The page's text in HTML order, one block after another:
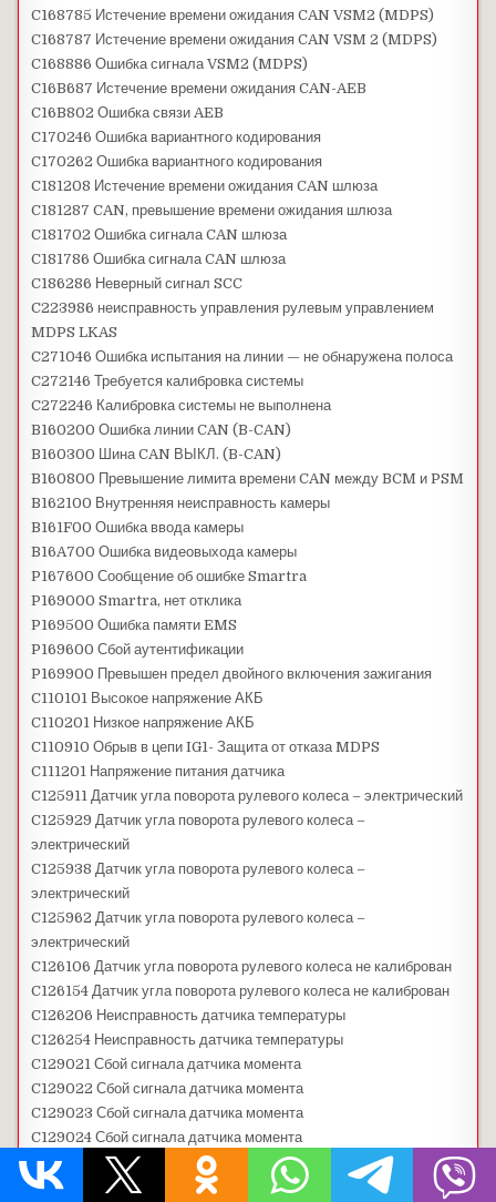
C168785 Истечение времени ожидания CAN VSM2 (MDPS)
C168787 Истечение времени ожидания CAN VSM 2 (MDPS)
C168886 Ошибка сигнала VSM2 (MDPS)
C16B687 Истечение времени ожидания CAN-AEB
C16B802 Ошибка связи AEB
C170246 Ошибка вариантного кодирования
C170262 Ошибка вариантного кодирования
C181208 Истечение времени ожидания CAN шлюза
C181287 CAN, превышение времени ожидания шлюза
C181702 Ошибка сигнала CAN шлюза
C181786 Ошибка сигнала CAN шлюза
C186286 Неверный сигнал SCC
C223986 неисправность управления рулевым управлением
MDPS LKAS
C271046 Ошибка испытания на линии — не обнаружена полоса
C272146 Требуется калибровка системы
C272246 Калибровка системы не выполнена
B160200 Ошибка линии CAN (B-CAN)
B160300 Шина CAN ВЫКЛ. (B-CAN)
B160800 Превышение лимита времени CAN между BCM и PSM
B162100 Внутренняя неисправность камеры
B161F00 Ошибка ввода камеры
B16A700 Ошибка видеовыхода камеры
P167600 Сообщение об ошибке Smartra
P169000 Smartra, нет отклика
P169500 Ошибка памяти EMS
P169600 Сбой аутентификации
P169900 Превышен предел двойного включения зажигания
C110101 Высокое напряжение АКБ
C110201 Низкое напряжение АКБ
C110910 Обрыв в цепи IG1- Защита от отказа MDPS
C111201 Напряжение питания датчика
C125911 Датчик угла поворота рулевого колеса – электрический
C125929 Датчик угла поворота рулевого колеса –
электрический
C125938 Датчик угла поворота рулевого колеса –
электрический
C125962 Датчик угла поворота рулевого колеса –
электрический
C126106 Датчик угла поворота рулевого колеса не калиброван
C126154 Датчик угла поворота рулевого колеса не калиброван
C126206 Неисправность датчика температуры
C126254 Неисправность датчика температуры
C129021 Сбой сигнала датчика момента
C129022 Сбой сигнала датчика момента
C129023 Сбой сигнала датчика момента
C129024 Сбой сигнала датчика момента
C16034B Термозащита ECU
C160452 Ошибка аппаратной части ЭБУ